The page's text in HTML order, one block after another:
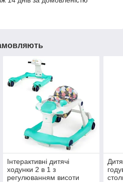
Інтерактивні дитячі
ходунки 2 в 1 з
регулюванням висоти